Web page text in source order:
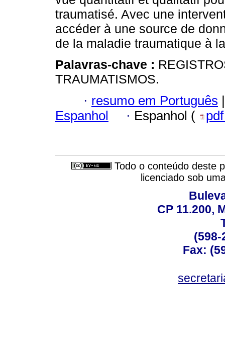
traumatisé. Avec une
accéder à une source de
de la maladie traumatique à
Palavras-chave :
TRAUMATISMOS.
· resumo em Português |
Espanhol
· Espanhol (
Todo o conteúdo deste
licenciado sob
CP 11.200,
(598-
Fax: